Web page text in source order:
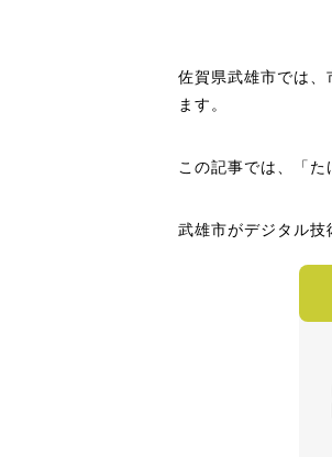
佐賀県武雄市では
ます。
この記事では、「
武雄市がデジタル技